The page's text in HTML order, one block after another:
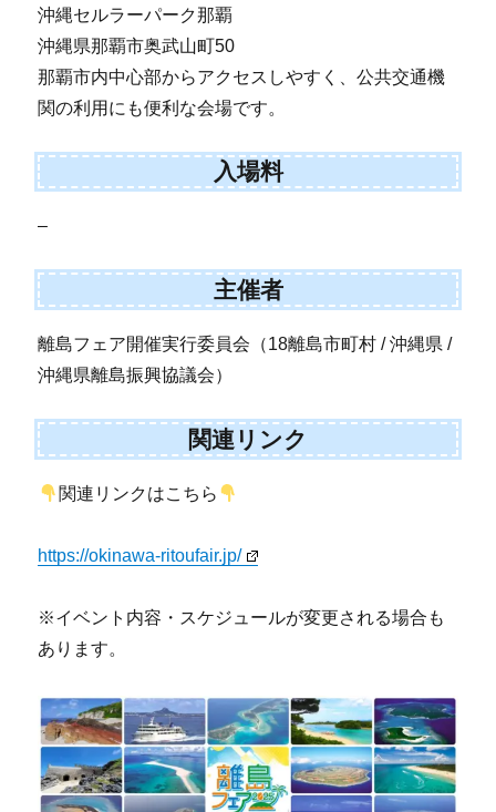
沖縄セルラーパーク那覇
沖縄県那覇市奥武山町50
那覇市内中心部からアクセスしやすく、公共交通機
関の利用にも便利な会場です。
入場料
–
主催者
離島フェア開催実行委員会（18離島市町村 / 沖縄県 /
沖縄県離島振興協議会）
関連リンク
関連リンクはこちら
https://okinawa-ritoufair.jp/
※イベント内容・スケジュールが変更される場合も
あります。